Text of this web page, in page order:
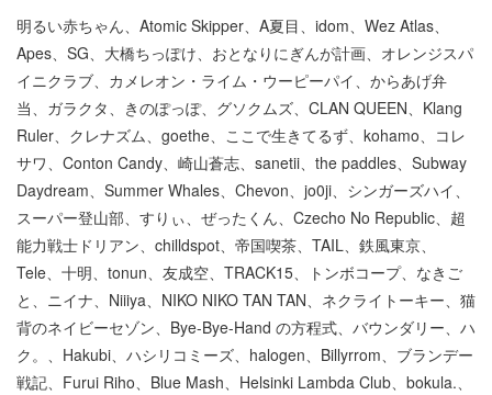
明るい赤ちゃん、Atomic Skipper、A夏目、idom、Wez Atlas、
Apes、SG、大橋ちっぽけ、おとなりにぎんが計画、オレンジスパ
イニクラブ、カメレオン・ライム・ウーピーパイ、からあげ弁
当、ガラクタ、きのぽっぽ、グソクムズ、CLAN QUEEN、Klang
Ruler、クレナズム、goethe、ここで生きてるず、kohamo、コレ
サワ、Conton Candy、崎山蒼志、sanetii、the paddles、Subway
Daydream、Summer Whales、Chevon、jo0ji、シンガーズハイ、
スーパー登山部、すりぃ、ぜったくん、Czecho No Republic、超
能力戦士ドリアン、chilldspot、帝国喫茶、TAIL、鉄風東京、
Tele、十明、tonun、友成空、TRACK15、トンボコープ、なきご
と、ニイナ、Niiiya、NIKO NIKO TAN TAN、ネクライトーキー、猫
背のネイビーセゾン、Bye-Bye-Hand の方程式、バウンダリー、ハ
ク。、Hakubi、ハシリコミーズ、halogen、Billyrrom、ブランデー
戦記、Furui Riho、Blue Mash、Helsinki Lambda Club、bokula.、